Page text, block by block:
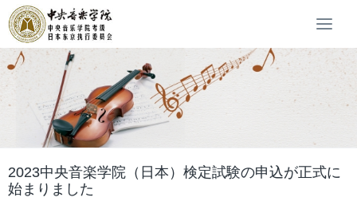
2023中央音楽学院（日本）検定試験の申込が正式に
始まりました